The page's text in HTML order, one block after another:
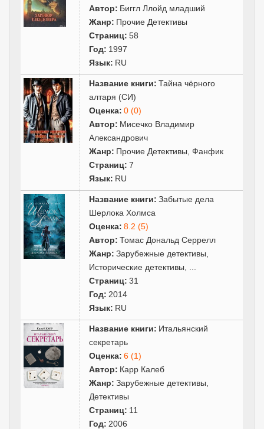
Автор: Биггл Ллойд младший
Жанр: Прочие Детективы
Страниц: 58
Год: 1997
Язык: RU
Название книги: Тайна чёрного
алтаря (СИ)
Оценка: 0 (0)
Автор: Мисечко Владимир
Александрович
Жанр: Прочие Детективы ,Фанфик
Страниц: 7
Язык: RU
Название книги: Забытые дела
Шерлока Холмса
Оценка: 8.2 (5)
Автор: Томас Дональд Серрелл
Жанр: Зарубежные детективы
Исторические детективы
Страниц: 31
Год: 2014
Язык: RU
Название книги: Итальянский
секретарь
Оценка: 6 (1)
Автор: Карр Калеб
Жанр: Зарубежные детективы
Детективы
Страниц: 11
Год: 2006